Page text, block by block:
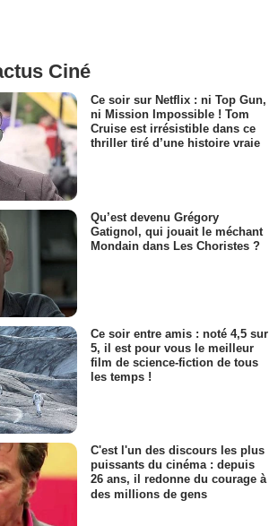
Ciné
Ce soir sur Netflix : ni Top Gun,
ni Mission Impossible ! Tom
Cruise est irrésistible dans ce
thriller tiré d’une histoire vraie
Qu’est devenu Grégory
Gatignol, qui jouait le méchant
Mondain dans Les Choristes ?
Ce soir entre amis : noté 4,5 sur
5, il est pour vous le meilleur
film de science-fiction de tous
les temps !
C'est l'un des discours les plus
puissants du cinéma : depuis
26 ans, il redonne du courage à
des millions de gens